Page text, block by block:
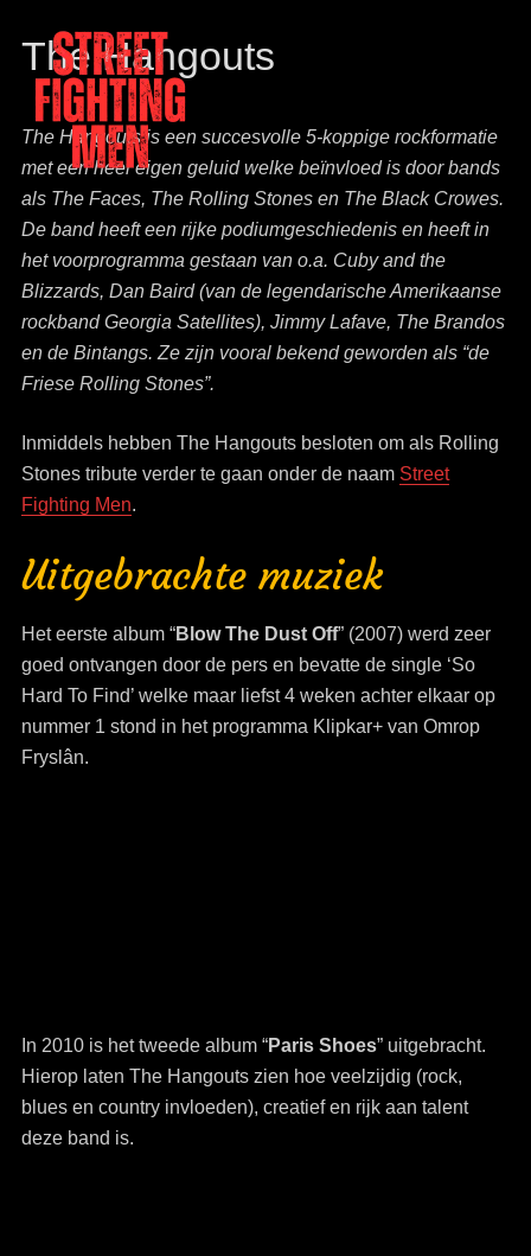
Street Fighting Men
The Stones tribute
The Hangouts
​The Hangouts is een succesvolle 5-koppige rockformatie
met een heel eigen geluid welke beïnvloed is door bands
als The Faces, The Rolling Stones en The Black Crowes.
De band heeft een rijke podiumgeschiedenis en heeft in
het voorprogramma gestaan van o.a. Cuby and the
Blizzards, Dan Baird (van de legendarische Amerikaanse
rockband Georgia Satellites), Jimmy Lafave, The Brandos
en de Bintangs. Ze zijn vooral bekend geworden als “de
Friese Rolling Stones”.
Inmiddels hebben The Hangouts besloten om als Rolling
Stones tribute verder te gaan onder de naam Street
Fighting Men.
Uitgebrachte muziek
Het eerste album “Blow The Dust Off” (2007) werd zeer
goed ontvangen door de pers en bevatte de single ‘So
Hard To Find’ welke maar liefst 4 weken achter elkaar op
nummer 1 stond in het programma Klipkar+ van Omrop
Fryslân.
In 2010 is het tweede album “Paris Shoes” uitgebracht.
Hierop laten The Hangouts zien hoe veelzijdig (rock,
blues en country invloeden), creatief en rijk aan talent
deze band is.